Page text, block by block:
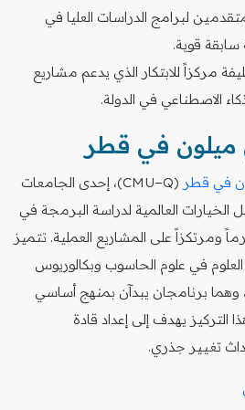
لبرامج الدراسات العليا في
قوية.
مركزاً للابتكار الذي يدعم مشاريع
الاصطناعي في الدولة.
ميلون في قطر
في قطر
(CMU−Q)، إحدى الجامعات
الخيارات العالمية لدراسة البرمجة في
ومرتكزاً على المشاريع العملية. تتميز
في علوم الحاسوب وبكالوريوس
وهما برنامجان يبدآن بمنهج أساسي
يهدف إلى إعداد قادة
تغيير جذري.